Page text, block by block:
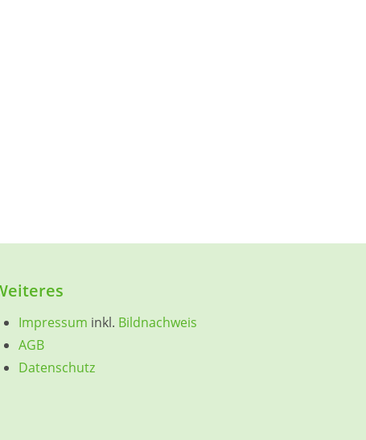
Impressum inkl. Bildnachweis
AGB
Datenschutz